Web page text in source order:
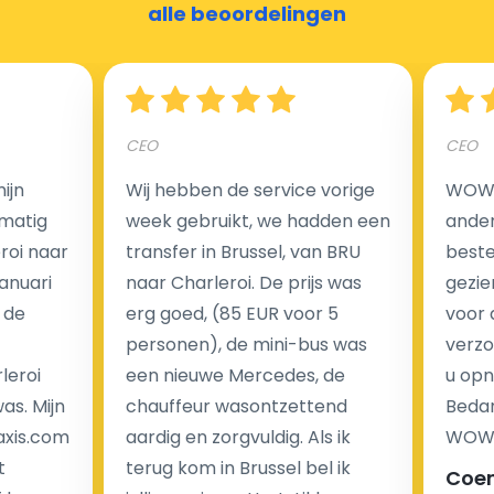
luchthaventaxi's is een vast tarief voor uw rit. In
tegenstelling tot traditionele taxi's met taxameter
brengen wij u geen extra kosten in rekening voor de
nachtrit.
We hebben geen ophaaltarief of extra kosten voor
wachttijd als uw vlucht vertraging heeft.
Kijk op onze website voor meer informatie over uw
transferkosten. Ons boekingsformulier bevat alle
mogelijke extra's die u kunt kiezen en de prijs die u
krijgt is transparant voor een passagier en een
alle beoordelingen
naar
Mijn
CEO
Wij hebben de service vorige
week gebruikt, we hadden een
transfer in Brussel, van BRU
naar Charleroi. De prijs was
erg goed, (85 EUR voor 5
personen), de mini-bus was
een nieuwe Mercedes, de
chauffeur wasontzettend
aardig en zorgvuldig. Als ik
terug kom in Brussel bel ik
CEO
voor
u